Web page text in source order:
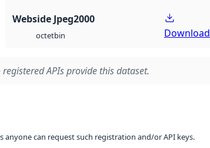
Webside Jpeg2000
octetbin Download
registered APIs provide this dataset.
anyone can request such registration and/or API keys.